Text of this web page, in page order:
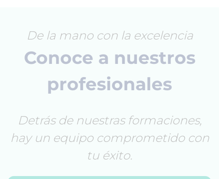
De la mano con la excelencia
Conoce a nuestros
profesionales
Detrás de nuestras formaciones,
hay un equipo comprometido con
tu éxito.